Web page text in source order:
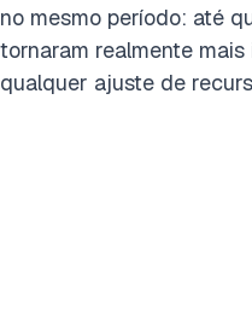
no mesmo período: até
tornaram realmente
qualquer ajuste de